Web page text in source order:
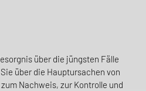
über die jüngsten Fälle
über die Hauptursachen von
Nachweis, zur Kontrolle und